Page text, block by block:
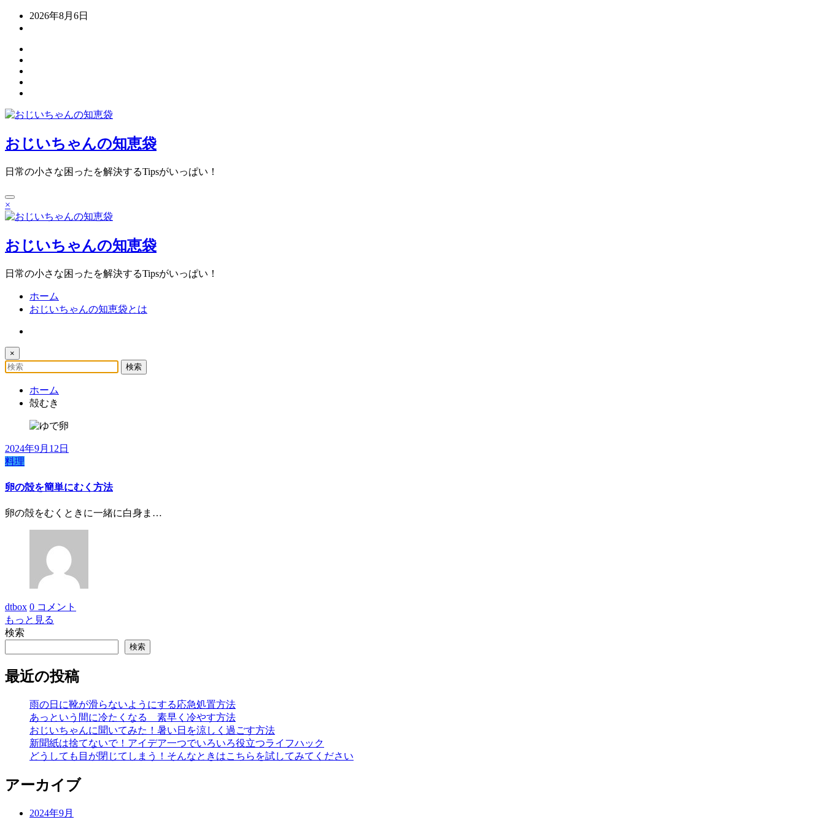
ッ
2026年8月6日
おじいちゃんの知恵袋
日常の小さな困ったを解決するTipsがいっぱい！
×
おじいちゃんの知恵袋
日常の小さな困ったを解決するTipsがいっぱい！
ホーム
おじいちゃんの知恵袋とは
×
ホーム
殻むき
2024年9月12日
料理
卵の殻を簡単にむく方法
卵の殻をむくときに一緒に白身ま…
dtbox 0 コメント
もっと見る
検索
検索
最近の投稿
雨の日に靴が滑らないようにする応急処置方法
あっという間に冷たくなる 素早く冷やす方法
おじいちゃんに聞いてみた！暑い日を涼しく過ごす方法
新聞紙は捨てないで！アイデア一つでいろいろ役立つライフハック
どうしても目が閉じてしまう！そんなときはこちらを試してみてください
アーカイブ
2024年9月